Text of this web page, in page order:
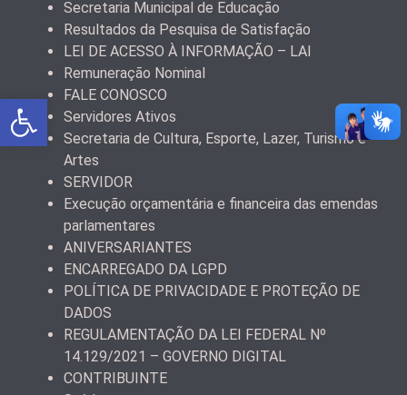
Secretaria Municipal de Educação
Resultados da Pesquisa de Satisfação
LEI DE ACESSO À INFORMAÇÃO – LAI
Remuneração Nominal
FALE CONOSCO
Servidores Ativos
Secretaria de Cultura, Esporte, Lazer, Turismo e
Artes
SERVIDOR
Execução orçamentária e financeira das emendas
parlamentares
ANIVERSARIANTES
ENCARREGADO DA LGPD
POLÍTICA DE PRIVACIDADE E PROTEÇÃO DE
DADOS
REGULAMENTAÇÃO DA LEI FEDERAL Nº
14.129/2021 – GOVERNO DIGITAL
CONTRIBUINTE
Abrir a barra de ferramentas